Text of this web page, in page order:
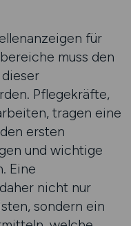
für
muss den
Pflegekräfte,
tragen eine
ersten
und wichtige
Eine
nicht nur
sondern ein